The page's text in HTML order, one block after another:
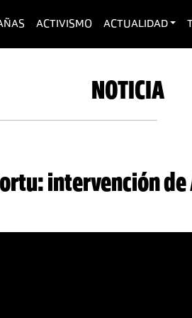
ACTIVISMO ACTUALIDAD
NOTICIA
intervención